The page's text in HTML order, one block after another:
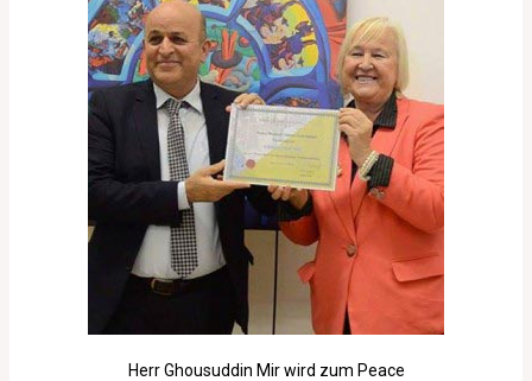
Herr Ghousuddin Mir wird zum Peace